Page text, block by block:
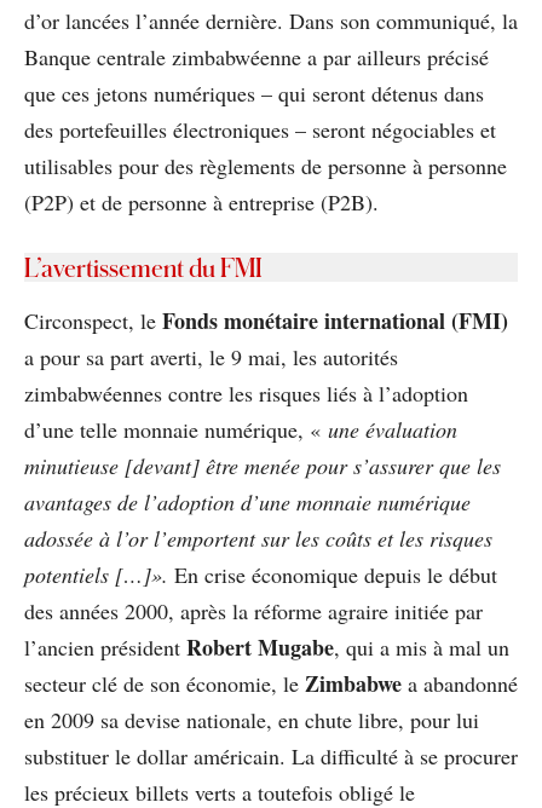
d’or lancées l’année dernière. Dans son communiqué, la
Banque centrale zimbabwéenne a par ailleurs précisé
que ces jetons numériques – qui seront détenus dans
des portefeuilles électroniques – seront négociables et
utilisables pour des règlements de personne à personne
(P2P) et de personne à entreprise (P2B).
L’avertissement du FMI
Circonspect, le Fonds monétaire international (FMI)
a pour sa part averti, le 9 mai, les autorités
zimbabwéennes contre les risques liés à l’adoption
d’une telle monnaie numérique, « une évaluation
minutieuse [devant] être menée pour s’assurer que les
avantages de l’adoption d’une monnaie numérique
adossée à l’or l’emportent sur les coûts et les risques
potentiels […]». En crise économique depuis le début
des années 2000, après la réforme agraire initiée par
l’ancien président Robert Mugabe, qui a mis à mal un
secteur clé de son économie, le Zimbabwe a abandonné
en 2009 sa devise nationale, en chute libre, pour lui
substituer le dollar américain. La difficulté à se procurer
les précieux billets verts a toutefois obligé le